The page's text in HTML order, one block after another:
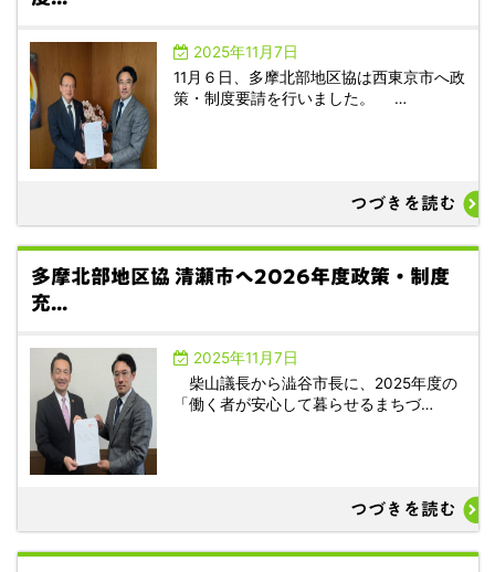
2025年11月7日
11月６日、多摩北部地区協は西東京市へ政
策・制度要請を行いました。 …
つづきを読む
多摩北部地区協 清瀬市へ2026年度政策・制度
充...
2025年11月7日
柴山議長から澁谷市長に、2025年度の
「働く者が安心して暮らせるまちづ…
つづきを読む